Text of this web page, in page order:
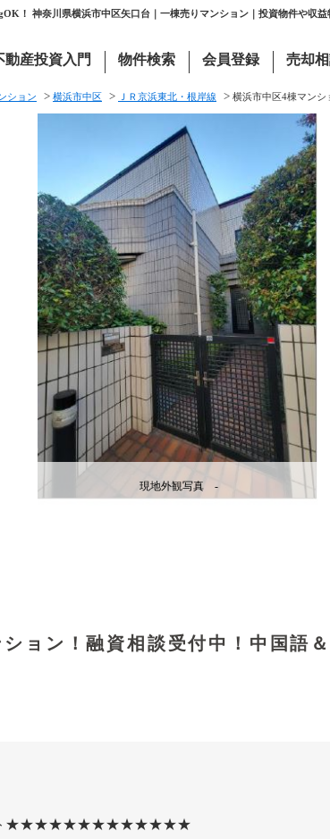
！ 神奈川県横浜市中区矢口台｜一棟売りマンション｜投資物件や収
動産投資入門 物件検索 会員登録 売却
ション > 横浜市中区 > ＪＲ京浜東北・根岸線 > 横浜市中区4棟マンシ
現地外観写真 -
ョン！融資相談受付中！中国語＆
ト★★★★★★★★★★★★★